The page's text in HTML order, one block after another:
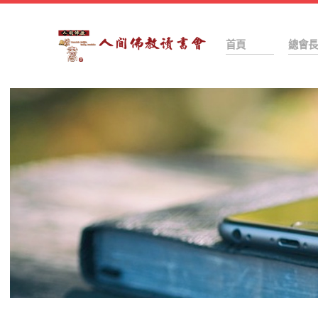
首頁 總會